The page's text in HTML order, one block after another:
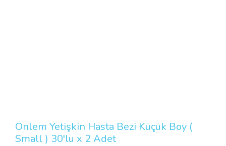
Önlem Yetişkin Hasta Bezi Küçük Boy (
Small ) 30'lu x 2 Adet